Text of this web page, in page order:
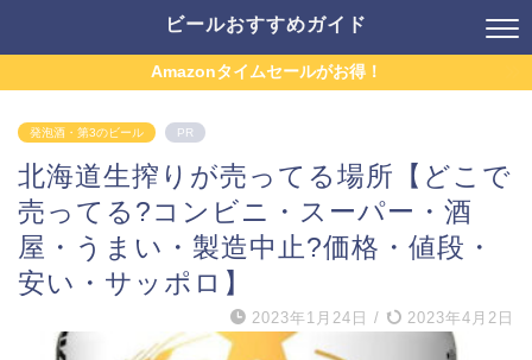
ビールおすすめガイド
Amazonタイムセールがお得！
発泡酒・第3のビール PR
北海道生搾りが売ってる場所【どこで
売ってる?コンビニ・スーパー・酒
屋・うまい・製造中止?価格・値段・
安い・サッポロ】
2023年1月24日 / 2023年4月2日